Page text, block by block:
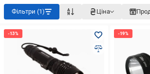
Фільтри (1) Ціна